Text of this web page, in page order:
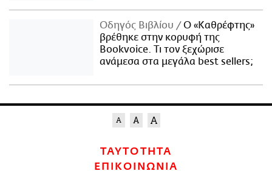
Οδηγός Βιβλίου
Ο «Καθρέφτης»
βρέθηκε στην κορυφή της
Bookvoice. Τι τον ξεχώρισε
ανάμεσα στα μεγάλα best sellers;
ΤΑΥΤΟΤΗΤΑ
ΕΠΙΚΟΙΝΩΝΙΑ